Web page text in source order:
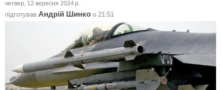
четвер, 12 вересня 2024 р.
підготував Андрій Шинко о 21:51